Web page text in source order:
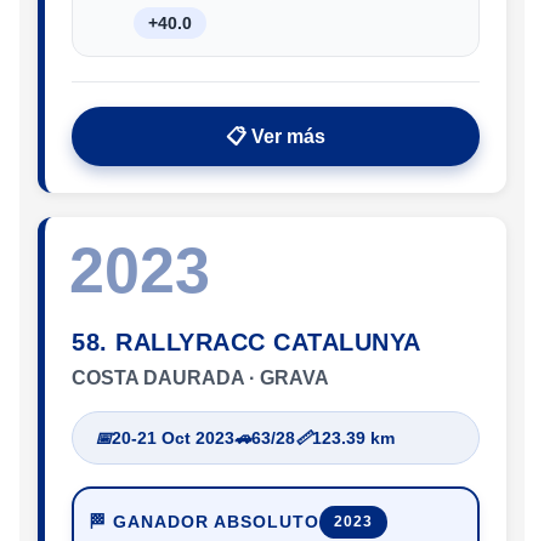
+40.0
📋 Ver más
2023
58. RALLYRACC CATALUNYA
COSTA DAURADA · GRAVA
📅20-21 Oct 2023🚗63/28📏123.39 km
🏁 GANADOR ABSOLUTO 2023